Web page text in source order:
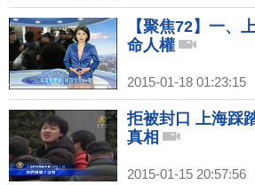
【聚焦72】一、
命人權
2015-01-18 01:23:15
拒被封口 上海踩
真相
2015-01-15 20:57:56